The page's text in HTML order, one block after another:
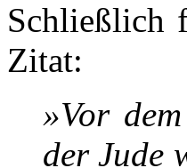
Schließlich
Zitat:
»Vor
der Jude